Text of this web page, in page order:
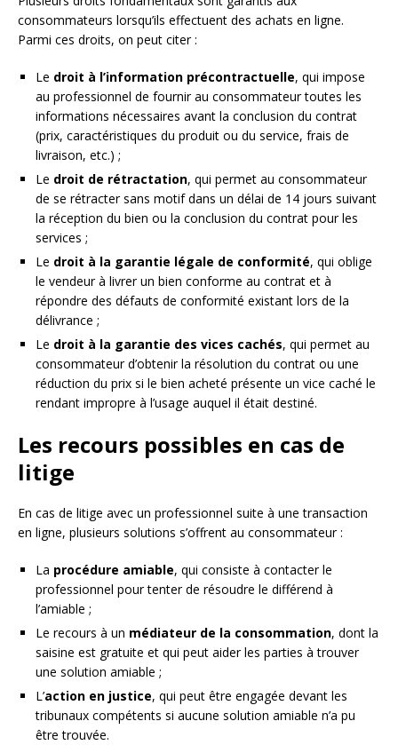
consommateurs lorsqu’ils effectuent des achats en ligne.
Parmi ces droits, on peut citer :
Le droit à l’information précontractuelle, qui impose
au professionnel de fournir au consommateur toutes les
informations nécessaires avant la conclusion du contrat
(prix, caractéristiques du produit ou du service, frais de
livraison, etc.) ;
Le droit de rétractation, qui permet au consommateur
de se rétracter sans motif dans un délai de 14 jours suivant
la réception du bien ou la conclusion du contrat pour les
services ;
Le droit à la garantie légale de conformité, qui oblige
le vendeur à livrer un bien conforme au contrat et à
répondre des défauts de conformité existant lors de la
délivrance ;
Le droit à la garantie des vices cachés, qui permet au
consommateur d’obtenir la résolution du contrat ou une
réduction du prix si le bien acheté présente un vice caché le
rendant impropre à l’usage auquel il était destiné.
Les recours possibles en cas de
litige
En cas de litige avec un professionnel suite à une transaction
en ligne, plusieurs solutions s’offrent au consommateur :
La procédure amiable, qui consiste à contacter le
professionnel pour tenter de résoudre le différend à
l’amiable ;
Le recours à un médiateur de la consommation, dont la
saisine est gratuite et qui peut aider les parties à trouver
une solution amiable ;
L’action en justice, qui peut être engagée devant les
tribunaux compétents si aucune solution amiable n’a pu
être trouvée.